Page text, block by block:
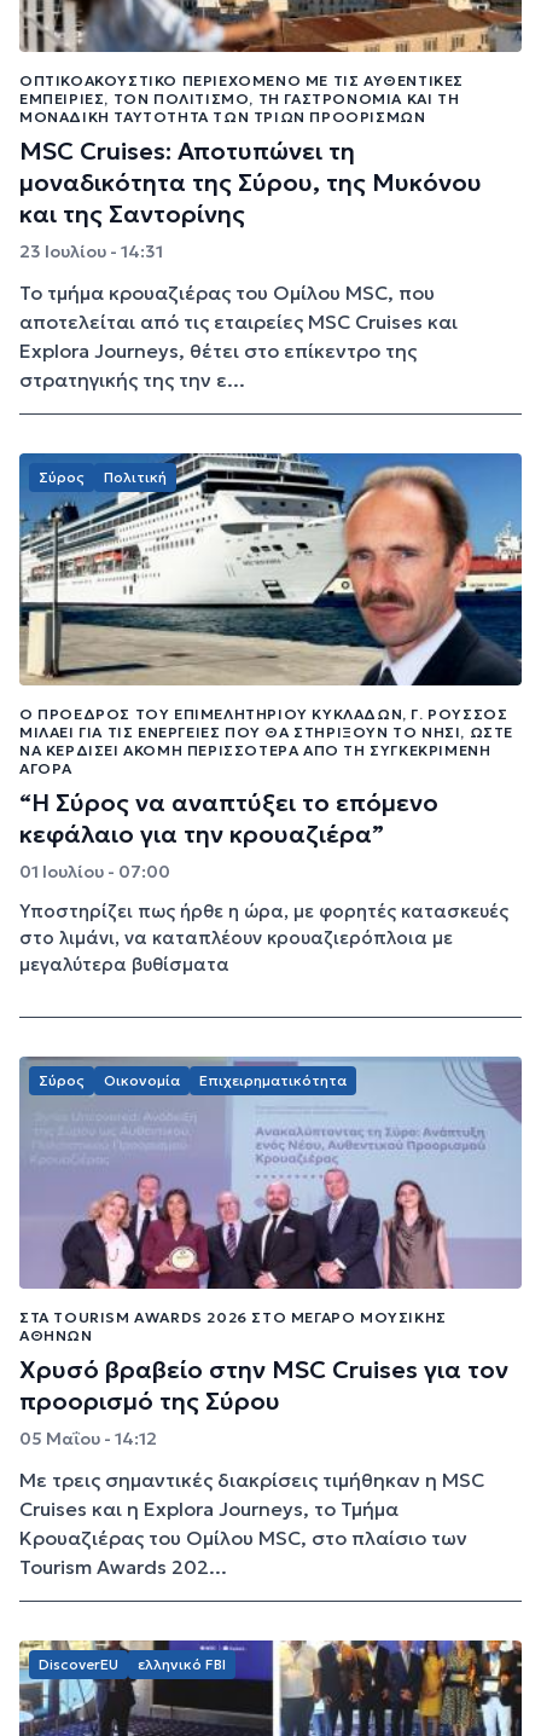
ΟΠΤΙΚΟΑΚΟΥΣΤΙΚΌ ΠΕΡΙΕΧΌΜΕΝΟ ΜΕ ΤΙΣ ΑΥΘΕΝΤΙΚΈΣ
ΕΜΠΕΙΡΊΕΣ, ΤΟΝ ΠΟΛΙΤΙΣΜΌ, ΤΗ ΓΑΣΤΡΟΝΟΜΊΑ ΚΑΙ ΤΗ
ΜΟΝΑΔΙΚΉ ΤΑΥΤΌΤΗΤΑ ΤΩΝ ΤΡΙΏΝ ΠΡΟΟΡΙΣΜΏΝ
MSC Cruises: Αποτυπώνει τη
μοναδικότητα της Σύρου, της Μυκόνου
και της Σαντορίνης
23 Ιουλίου - 14:31
Το τμήμα κρουαζιέρας του Ομίλου MSC, που
αποτελείται από τις εταιρείες MSC Cruises και
Explora Journeys, θέτει στο επίκεντρο της
στρατηγικής της την ε...
Σύρος Πολιτική
Ο ΠΡΌΕΔΡΟΣ ΤΟΥ ΕΠΙΜΕΛΗΤΗΡΊΟΥ ΚΥΚΛΆΔΩΝ, Γ. ΡΟΎΣΣΟΣ
ΜΙΛΆΕΙ ΓΙΑ ΤΙΣ ΕΝΈΡΓΕΙΕΣ ΠΟΥ ΘΑ ΣΤΗΡΊΞΟΥΝ ΤΟ ΝΗΣΊ, ΏΣΤΕ
ΝΑ ΚΕΡΔΊΣΕΙ ΑΚΌΜΗ ΠΕΡΙΣΣΌΤΕΡΑ ΑΠΌ ΤΗ ΣΥΓΚΕΚΡΙΜΈΝΗ
ΑΓΟΡΆ
“Η Σύρος να αναπτύξει το επόμενο
κεφάλαιο για την κρουαζιέρα”
01 Ιουλίου - 07:00
Υποστηρίζει πως ήρθε η ώρα, με φορητές κατασκευές
στο λιμάνι, να καταπλέουν κρουαζιερόπλοια με
μεγαλύτερα βυθίσματα
Σύρος Οικονομία Επιχειρηματικότητα
ΣΤΑ TOURISM AWARDS 2026 ΣΤΟ ΜΈΓΑΡΟ ΜΟΥΣΙΚΉΣ
ΑΘΗΝΏΝ
Χρυσό βραβείο στην MSC Cruises για τον
προορισμό της Σύρου
05 Μαΐου - 14:12
Με τρεις σημαντικές διακρίσεις τιμήθηκαν η MSC
Cruises και η Explora Journeys, το Τμήμα
Κρουαζιέρας του Ομίλου MSC, στο πλαίσιο των
Tourism Awards 202...
DiscoverEU ελληνικό FBI